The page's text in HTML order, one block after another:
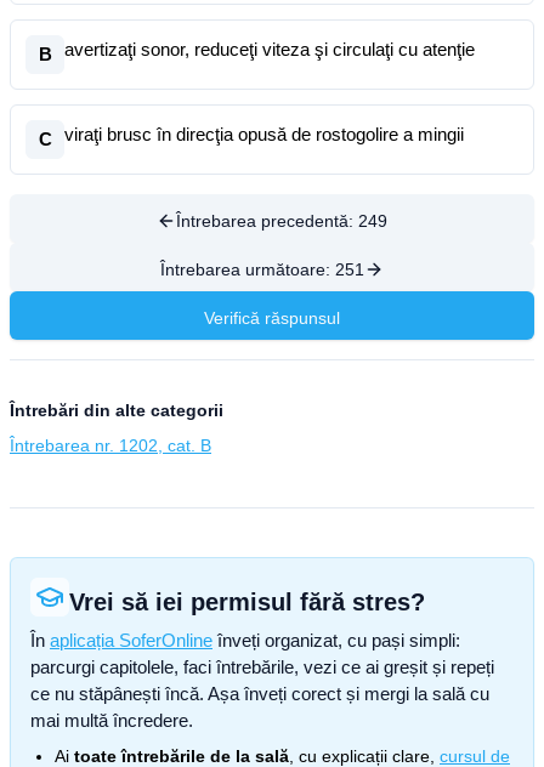
B avertizaţi sonor, reduceţi viteza şi circulaţi cu atenţie
C viraţi brusc în direcţia opusă de rostogolire a mingii
Întrebarea precedentă: 249
Întrebarea următoare: 251
Verifică răspunsul
Întrebări din alte categorii
Întrebarea nr. 1202, cat. B
Vrei să iei permisul fără stres?
În aplicația SoferOnline înveți organizat, cu pași simpli:
parcurgi capitolele, faci întrebările, vezi ce ai greșit și repeți
ce nu stăpânești încă. Așa înveți corect și mergi la sală cu
mai multă încredere.
Ai toate întrebările de la sală , cu explicații clare, cursul de